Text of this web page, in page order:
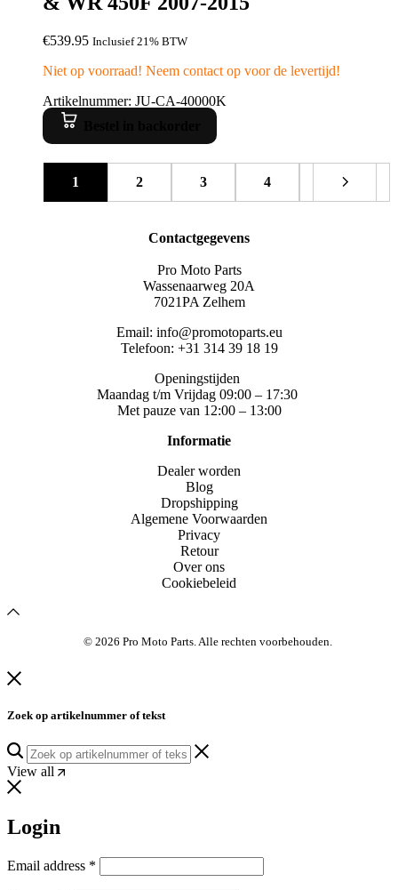
€539.95 Inclusief 21% BTW
Niet op voorraad! Neem contact op voor de levertijd!
Artikelnummer: JU-CA-40000K
1 2 3 4
Contactgegevens
Pro Moto Parts
Wassenaarweg 20A
7021PA Zelhem
Email: info@promotoparts.eu
Telefoon: +31 314 39 18 19
Openingstijden
Maandag t/m Vrijdag 09:00 – 17:30
Met pauze van 12:00 – 13:00
Informatie
Dealer worden
Blog
Dropshipping
Algemene Voorwaarden
Privacy
Retour
Over ons
Cookiebeleid
© 2026 Pro Moto Parts. Alle rechten voorbehouden.
Zoek op artikelnummer of tekst
View all
Login
Email address *